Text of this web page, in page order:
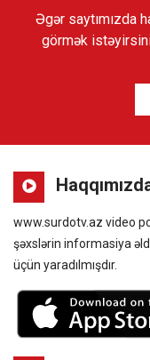
Əgər saytımızda
görmək
www.surdotv.az video
şəxslərin informasiya
üçün yaradılmışdır.